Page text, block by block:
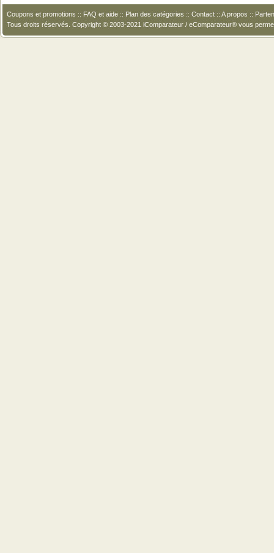
Coupons et promotions :: FAQ et aide :: Plan des catégories :: Contact :: A propos ::
Tous droits réservés. Copyright © 2003-2021 iComparateur / eComparateur® vous